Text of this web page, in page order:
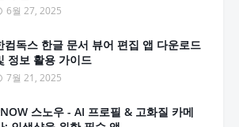
6월 27, 2025
컴독스 한글 문서 뷰어 편집 앱 다운로드
정보 활용 가이드
7월 21, 2025
스노우 - AI 프로필 & 고화질 카메